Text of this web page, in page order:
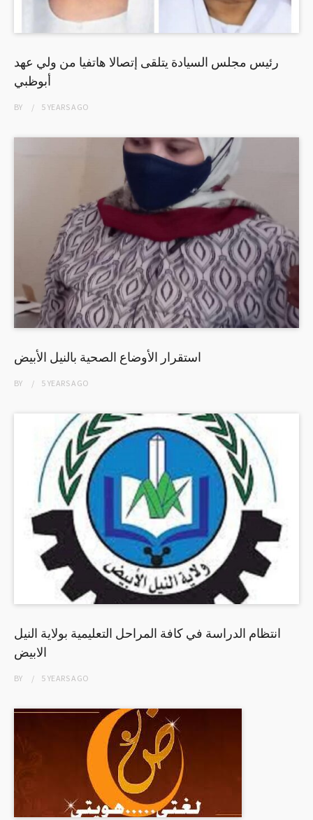
رئيس مجلس السيادة يتلقى إتصالا هاتفيا من ولي عهد
أبوظبي
BY 5 YEARSAGO
استقرار الأوضاع الصحية بالنيل الأبيض
BY 5 YEARSAGO
انتظام الدراسة في كافة المراحل التعليمية بولاية النيل
الابيض
BY 5 YEARSAGO